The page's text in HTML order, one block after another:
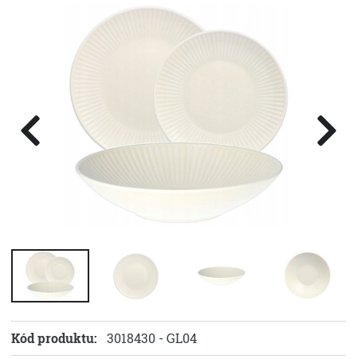
Kód produktu: 3018430 - GL04